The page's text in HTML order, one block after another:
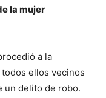
la mujer
a la
ellos vecinos
un delito de robo.